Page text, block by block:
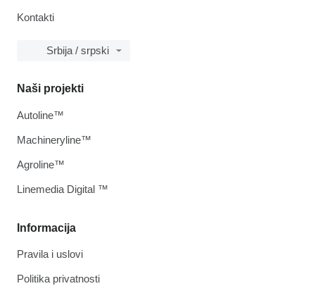
Kontakti
Srbija / srpski
Informacija
Pravila i uslovi
Politika privatnosti
Naši projekti
Autoline™
Machineryline™
Agroline™
Linemedia Digital ™